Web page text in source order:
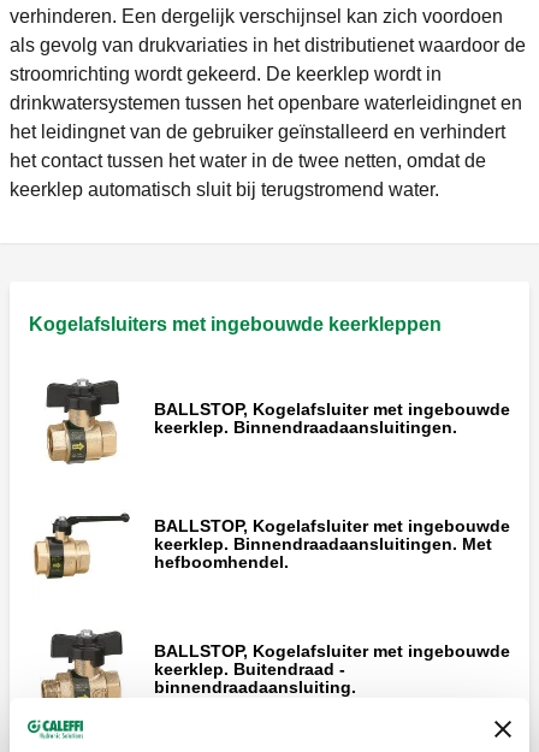
verhinderen. Een dergelijk verschijnsel kan zich voordoen
als gevolg van drukvariaties in het distributienet waardoor de
stroomrichting wordt gekeerd. De keerklep wordt in
drinkwatersystemen tussen het openbare waterleidingnet en
het leidingnet van de gebruiker geïnstalleerd en verhindert
het contact tussen het water in de twee netten, omdat de
keerklep automatisch sluit bij terugstromend water.
Kogelafsluiters met ingebouwde keerkleppen
BALLSTOP, Kogelafsluiter met ingebouwde
keerklep. Binnendraadaansluitingen.
BALLSTOP, Kogelafsluiter met ingebouwde
keerklep. Binnendraadaansluitingen. Met
hefboomhendel.
BALLSTOP, Kogelafsluiter met ingebouwde
keerklep. Buitendraad -
binnendraadaansluiting.